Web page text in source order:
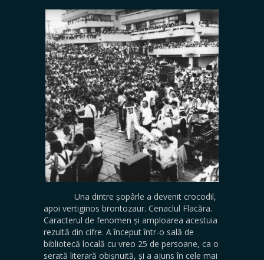
Una dintre șopârle a devenit crocodil,
apoi vertiginos brontozaur. Cenaclul Flacăra.
Caracterul de fenomen și amploarea acestuia
rezultă din cifre. A început într-o sală de
bibliotecă locală cu vreo 25 de persoane, ca o
serată literară obișnuită, și a ajuns în cele mai